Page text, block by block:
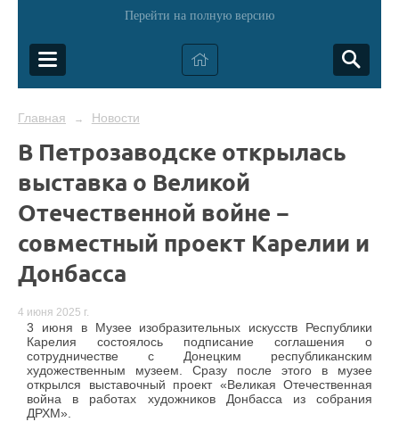
Перейти на полную версию
Главная → Новости
В Петрозаводске открылась
выставка о Великой
Отечественной войне −
совместный проект Карелии и
Донбасса
4 июня 2025 г.
3 июня в Музее изобразительных искусств Республики
Карелия состоялось подписание соглашения о
сотрудничестве с Донецким республиканским
художественным музеем. Сразу после этого в музее
открылся выставочный проект «Великая Отечественная
война в работах художников Донбасса из собрания
ДРХМ».